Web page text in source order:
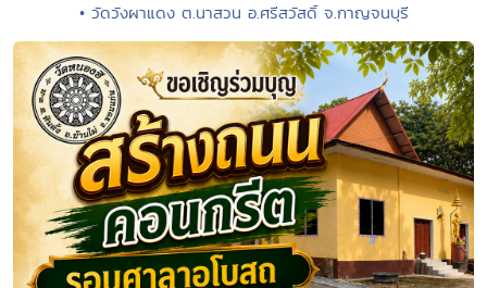
• วัดวังผาแดง ต.นาสวน อ.ศรีสวัสดิ์ จ.กาญจนบุรี